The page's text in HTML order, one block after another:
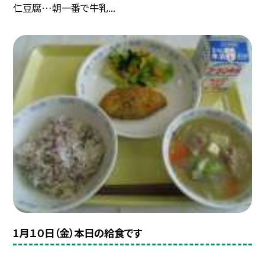
仁豆腐…朝一番で牛乳...
1月１０日（金）本日の給食です